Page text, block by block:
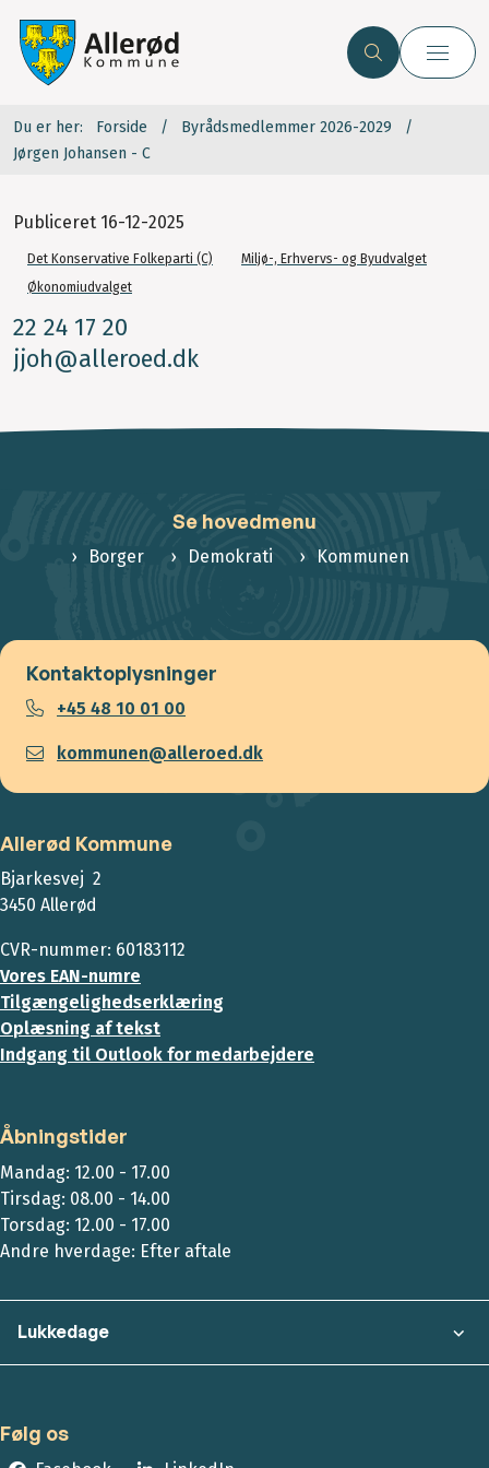
Du er her: Forside
Byrådsmedlemmer 2026-2029
Jørgen Johansen - C
Publiceret 16-12-2025
Det Konservative Folkeparti (C)
Miljø-, Erhvervs- og Byudvalget
Økonomiudvalget
22 24 17 20
jjoh@alleroed.dk
Se hovedmenu
Borger Demokrati Kommunen
Kontaktoplysninger
+45 48 10 01 00
kommunen@alleroed.dk
Allerød Kommune
Bjarkesvej 2
3450 Allerød
CVR-nummer: 60183112
Vores EAN-numre
Tilgængelighedserklæring
Oplæsning af tekst
Indgang til Outlook for medarbejdere
Åbningstider
Mandag: 12.00 - 17.00
Tirsdag: 08.00 - 14.00
Torsdag: 12.00 - 17.00
Andre hverdage: Efter aftale
Lukkedage
Følg os